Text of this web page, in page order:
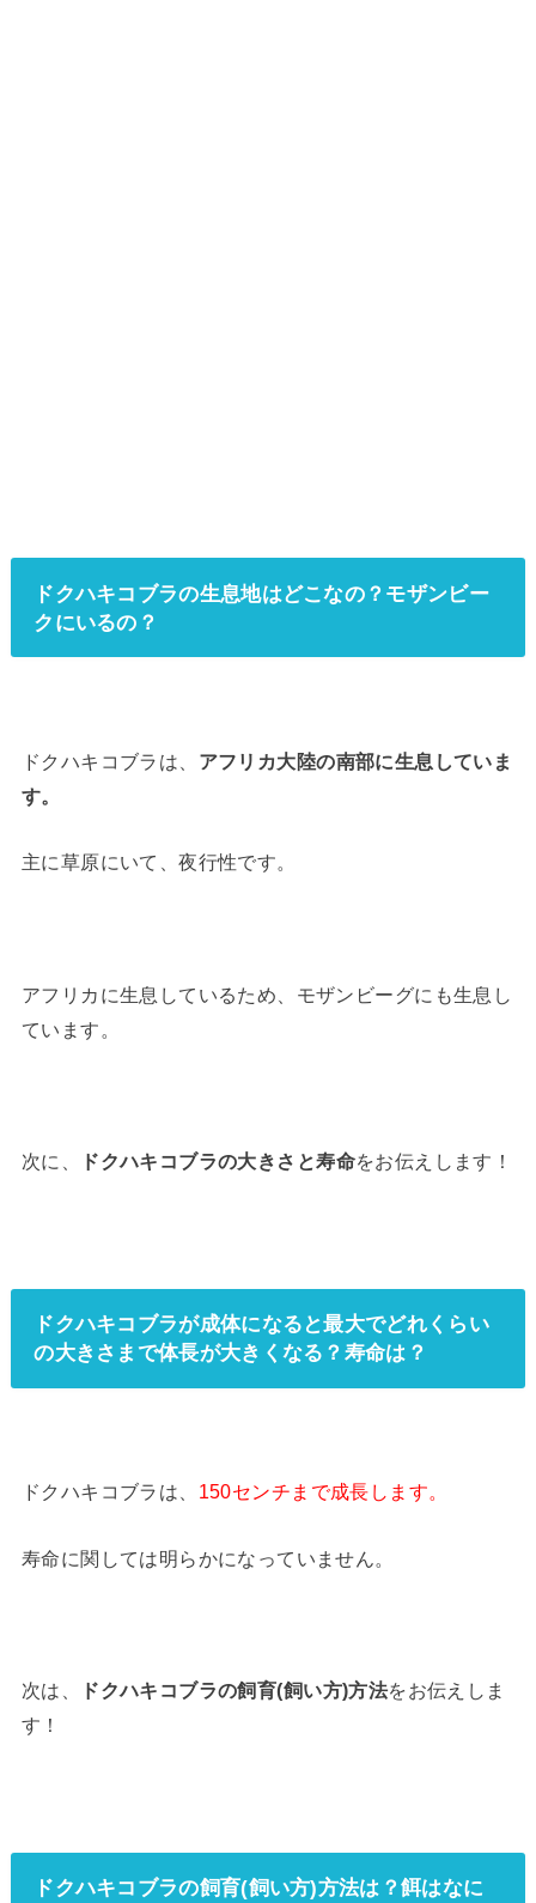
ドクハキコブラの生息地はどこなの？モザンビー
クにいるの？
ドクハキコブラは、 アフリカ大陸の南部に生息していま
す。
主に草原にいて、夜行性です。
アフリカに生息しているため、モザンビーグにも生息し
ています。
次に、 ドクハキコブラの大きさと寿命をお伝えします！
ドクハキコブラが成体になると最大でどれくらい
の大きさまで体長が大きくなる？寿命は？
ドクハキコブラは、 150センチまで成長します。
寿命に関しては明らかになっていません。
次は、 ドクハキコブラの飼育(飼い方)方法をお伝えしま
す！
ドクハキコブラの飼育(飼い方)方法は？餌はなに